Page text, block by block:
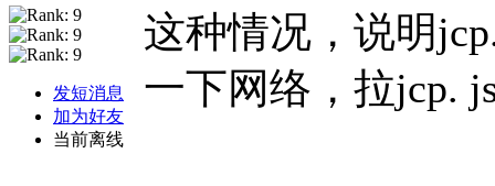
发短消息
加为好友
当前离线
这种情况，说明
一下网络，拉jcp.